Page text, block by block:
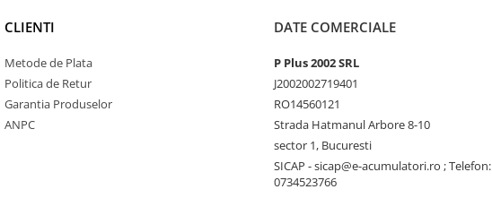
CLIENTI
Metode de Plata
Politica de Retur
Garantia Produselor
ANPC
DATE COMERCIALE
P Plus 2002 SRL
J2002002719401
RO14560121
Strada Hatmanul Arbore 8-10
sector 1, Bucuresti
SICAP - sicap@e-acumulatori.ro ; Telefon:
0734523766